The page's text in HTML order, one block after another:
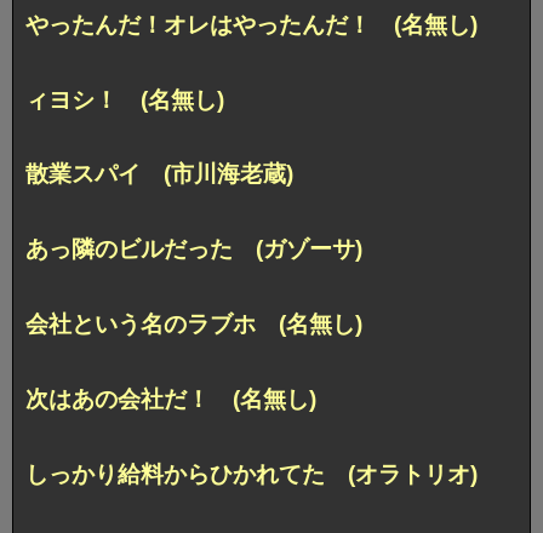
やったんだ！オレはやったんだ！ (名無し)
ィヨシ！ (名無し)
散業スパイ (市川海老蔵)
あっ隣のビルだった (ガゾーサ)
会社という名のラブホ (名無し)
次はあの会社だ！ (名無し)
しっかり給料からひかれてた (オラトリオ)